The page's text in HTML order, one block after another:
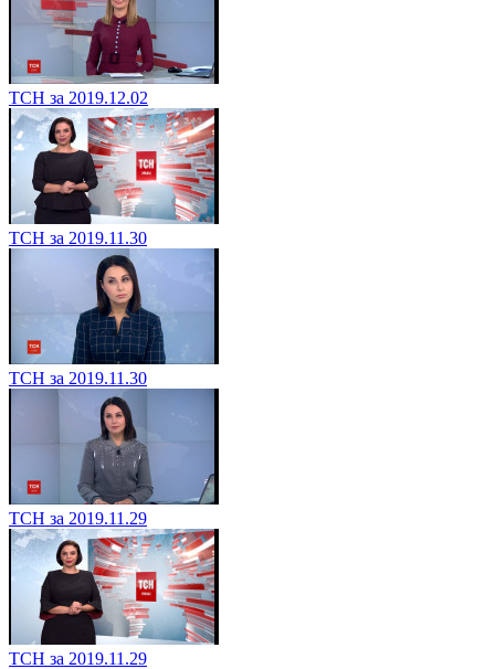
ТСН за 2019.12.02
ТСН за 2019.11.30
ТСН за 2019.11.30
ТСН за 2019.11.29
ТСН за 2019.11.29